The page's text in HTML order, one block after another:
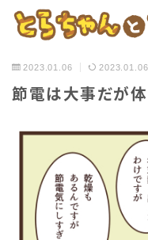
2023.01.06 2023.01.06
節電は大事だが